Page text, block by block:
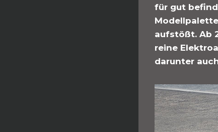
für gut
aufstößt. Ab
reine
darunter